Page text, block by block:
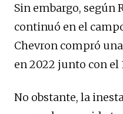
Sin embargo, según
continuó en el
Chevron compró
en 2022 junto con el
No obstante, la